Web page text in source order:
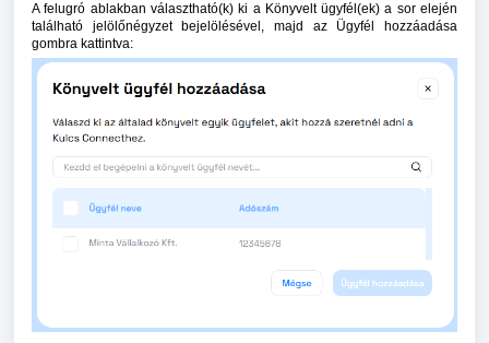
A felugró ablakban választható(k) ki a Könyvelt ügyfél(ek) a sor elején
található jelölőnégyzet bejelölésével, majd az Ügyfél hozzáadása
gombra kattintva: